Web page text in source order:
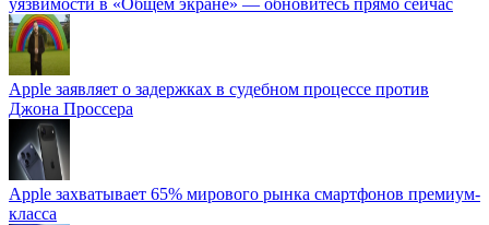
уязвимости в «Общем экране» — обновитесь прямо сейчас
Apple заявляет о задержках в судебном процессе против
Джона Проссера
Apple захватывает 65% мирового рынка смартфонов премиум-
класса